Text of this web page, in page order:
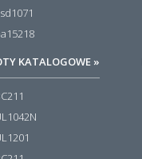
KATALOGOWE »